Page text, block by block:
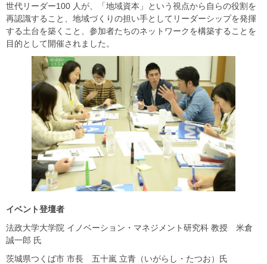
世代リーダー100 人が、「地域資本」という視点から自らの役割を
再認識すること、地域づくりの担い手としてリーダーシップを発揮
する土台を築くこと、参加者たちのネットワークを構築することを
目的として開催されました。
イベント登壇者
法政大学大学院 イノベーション・マネジメント研究科 教授 米倉
誠一郎 氏
茨城県つくば市 市長 五十嵐 立青（いがらし・たつお）氏